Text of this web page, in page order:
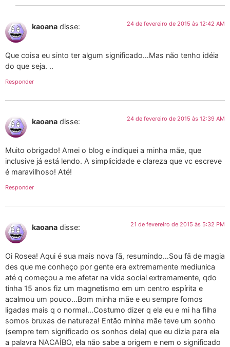
kaoana disse: 24 de fevereiro de 2015 às 12:42 AM
Que coisa eu sinto ter algum significado…Mas não tenho idéia
do que seja. ..
Responder
kaoana disse: 24 de fevereiro de 2015 às 12:39 AM
Muito obrigado! Amei o blog e indiquei a minha mãe, que
inclusive já está lendo. A simplicidade e clareza que vc escreve
é maravilhoso! Até!
Responder
kaoana disse: 21 de fevereiro de 2015 às 5:32 PM
Oi Rosea! Aqui é sua mais nova fã, resumindo…Sou fã de magia
des que me conheço por gente era extremamente mediunica
até q começou a me afetar na vida social extremamente, qdo
tinha 15 anos fiz um magnetismo em um centro espírita e
acalmou um pouco…Bom minha mãe e eu sempre fomos
ligadas mais q o normal…Costumo dizer q ela eu e mi ha filha
somos bruxas de natureza! Então minha mãe teve um sonho
(sempre tem significado os sonhos dela) que eu dizia para ela
a palavra NACAÍBO, ela não sabe a origem e nem o significado